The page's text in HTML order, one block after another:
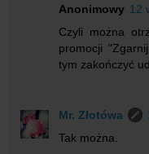
Anonimowy 12
Czyli można
promocji
tym zakończyć
Mr. Złotówa
Tak można.